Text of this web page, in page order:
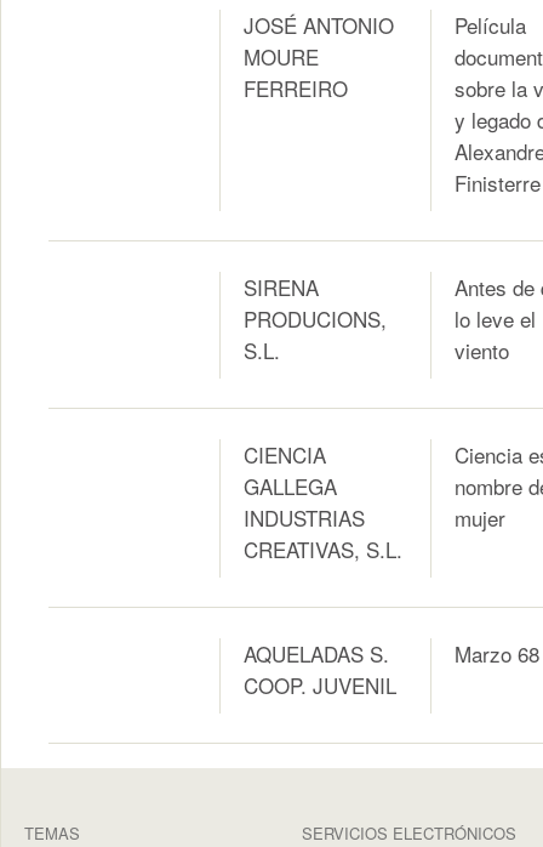
JOSÉ ANTONIO
MOURE
FERREIRO
Película
sobre la
y legado
Finisterre
SIRENA
PRODUCIONS,
S.L.
Antes de
lo leve el
viento
CIENCIA
GALLEGA
INDUSTRIAS
CREATIVAS, S.L.
Ciencia
nombre
mujer
AQUELADAS S.
COOP. JUVENIL
Marzo 68
TEMAS SERVICIOS ELECTRÓNICOS